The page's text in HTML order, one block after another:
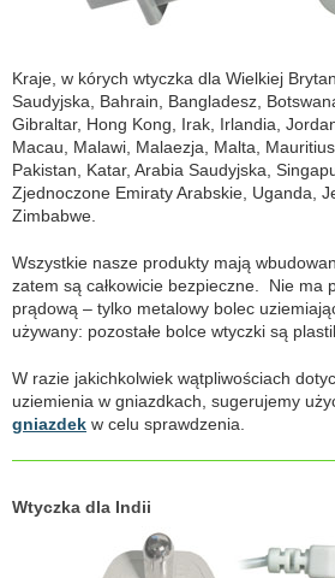
Kraje, w kórych wtyczka dla Wielkiej
Saudyjska, Bahrain, Bangladesz,
Gibraltar, Hong Kong, Irak, Irlandia,
Macau, Malawi, Malaezja, Malta,
Pakistan, Katar, Arabia Saudyjska,
Zjednoczone Emiraty Arabskie, Uganda,
Zimbabwe.
Wszystkie nasze produkty mają
zatem są całkowicie bezpieczne. Nie ma
prądową – tylko metalowy bolec
używany: pozostałe bolce wtyczki są
W razie jakichkolwiek wątpliwościach
uziemienia w gniazdkach, sugerujemy
gniazdek w celu sprawdzenia.
Wtyczka dla Indii